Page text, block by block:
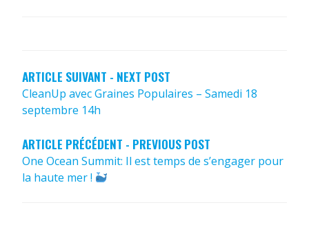
L’ARTICLE
ARTICLE SUIVANT - NEXT POST
CleanUp avec Graines Populaires – Samedi 18
septembre 14h
ARTICLE PRÉCÉDENT - PREVIOUS POST
One Ocean Summit: Il est temps de s’engager pour
la haute mer !